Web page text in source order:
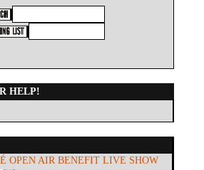
HELP!
OPEN AIR BENEFIT LIVE SHOW